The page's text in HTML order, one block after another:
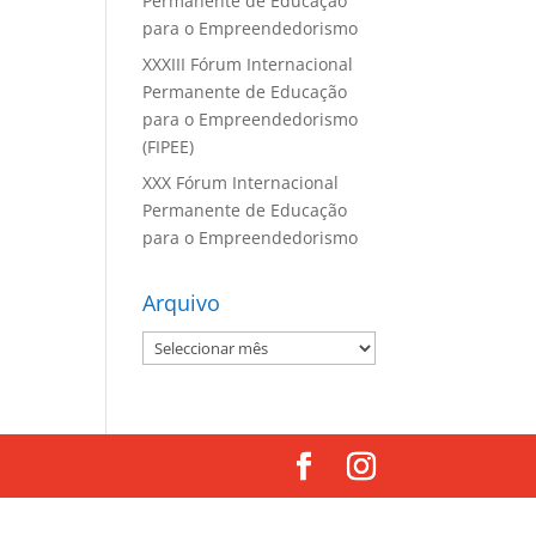
para o Empreendedorismo
XXXIII Fórum Internacional
Permanente de Educação
para o Empreendedorismo
(FIPEE)
XXX Fórum Internacional
Permanente de Educação
para o Empreendedorismo
Arquivo
Arquivo